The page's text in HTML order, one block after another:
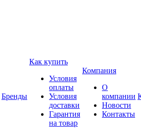
Бренды
Как купить
Условия
оплаты
Условия
доставки
Гарантия
на товар
Компания
О
компании
Новости
Контакты